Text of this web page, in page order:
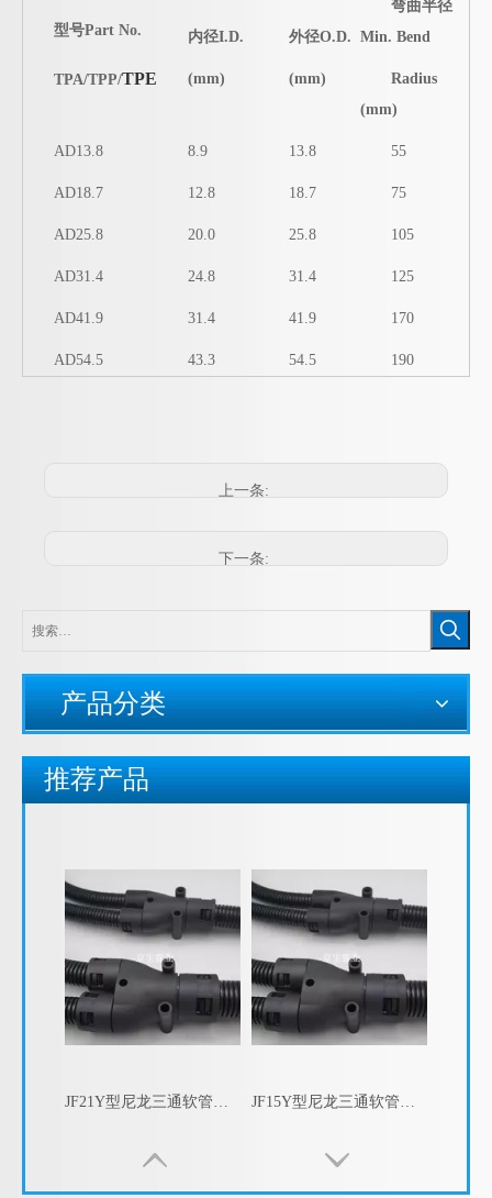
型号Part No.
TPA/TPP/TPE
内径I.D.
(mm)
外径O.D.
(mm)
弯曲半径
Min. Bend
Radius
(mm)
AD13.8 8.9 13.8 55
AD18.7 12.8 18.7 75
AD25.8 20.0 25.8 105
AD31.4 24.8 31.4 125
AD41.9 31.4 41.9 170
AD54.5 43.3 54.5 190
上一条:
下一条:
产品分类
推荐产品